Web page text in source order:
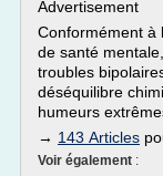
Advertisement
Conformément à
de santé
troubles
déséquilibre
humeurs
→ 143 Articles
Voir également :